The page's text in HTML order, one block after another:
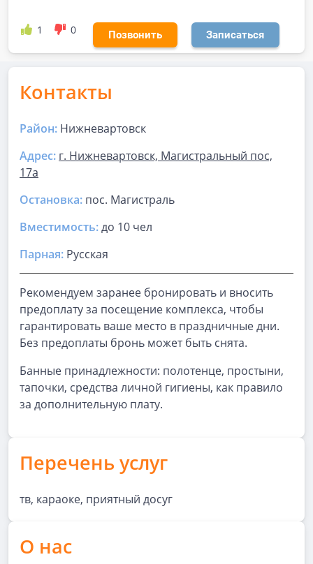
1 0 Позвонить Записаться
Контакты
Район: Нижневартовск
Адрес: г. Нижневартовск, Магистральный пос,
17а
Остановка: пос. Магистраль
Вместимость:до 10 чел
Парная: Русская
Рекомендуем заранее бронировать и вносить
предоплату за посещение комплекса, чтобы
гарантировать ваше место в праздничные дни.
Без предоплаты бронь может быть снята.
Банные принадлежности: полотенце, простыни,
тапочки, средства личной гигиены, как правило
за дополнительную плату.
Перечень услуг
тв, караоке, приятный досуг
О нас